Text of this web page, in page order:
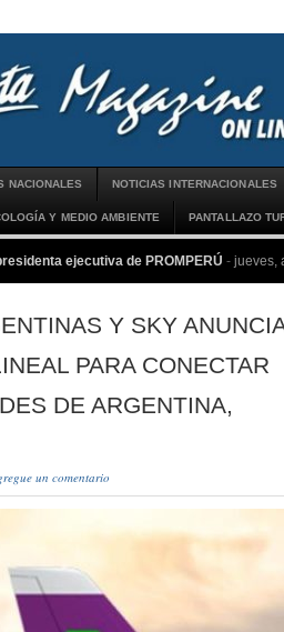
NACIONALES NOTICIAS INTERNACIONALES
Y MEDIO AMBIENTE PANTALLAZO
ejecutiva de PROMPERÚ - jueves,
Y SKY
PARA CONECTAR
DE ARGENTINA,
un comentario